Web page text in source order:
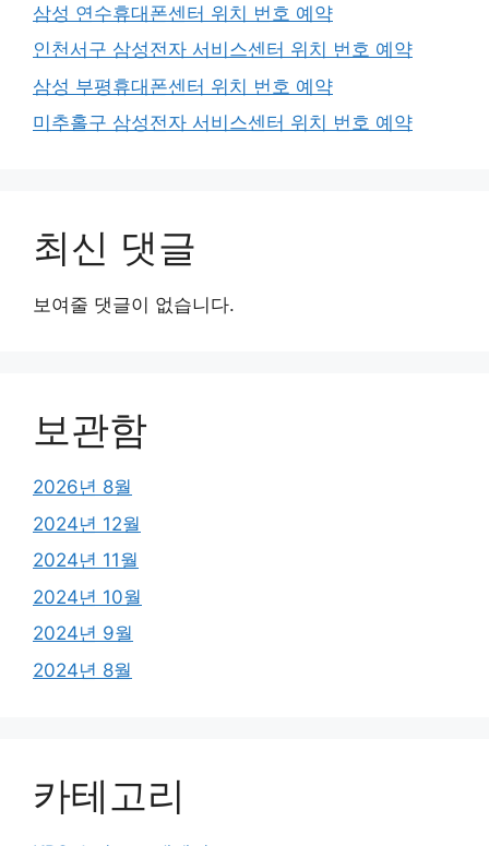
삼성 연수휴대폰센터 위치 번호 예약
인천서구 삼성전자 서비스센터 위치 번호 예약
삼성 부평휴대폰센터 위치 번호 예약
미추홀구 삼성전자 서비스센터 위치 번호 예약
최신 댓글
보여줄 댓글이 없습니다.
보관함
2026년 8월
2024년 12월
2024년 11월
2024년 10월
2024년 9월
2024년 8월
카테고리